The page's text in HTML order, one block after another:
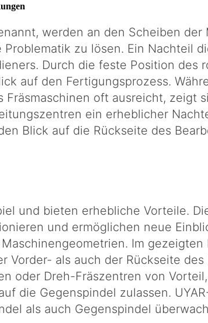
werden an den Scheiben der
zu lösen. Ein Nachteil
Durch die feste Position des
auf den Fertigungsprozess.
oft ausreicht, zeigt
ein erheblicher
Blick auf die Rückseite des
und bieten erhebliche Vorteile.
und ermöglichen neue
Im
Vorder- als auch der Rückseite
oder Dreh-Fräszentren von
die Gegenspindel zulassen.
als auch Gegenspindel